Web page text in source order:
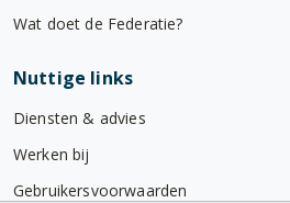
Wat doet de Federatie?
Nuttige links
Diensten & advies
Werken bij
Gebruikersvoorwaarden